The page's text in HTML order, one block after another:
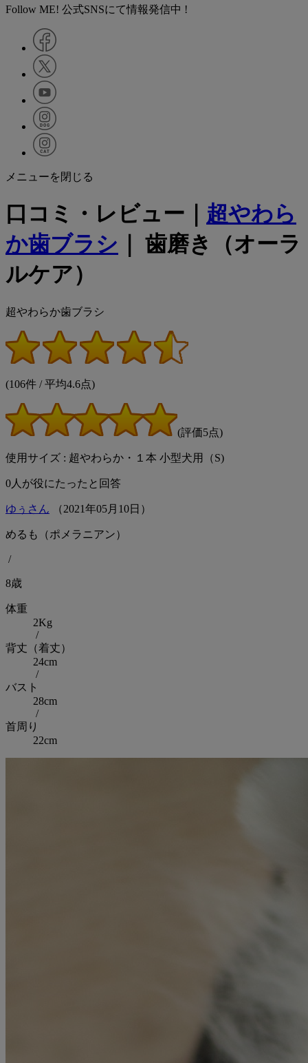
Follow ME! 公式SNSにて情報発信中 !
メニューを閉じる
口コミ・レビュー｜ 超やわら
か歯ブラシ ｜ 歯磨き（オーラ
ルケア）
超やわらか歯ブラシ
(106件 / 平均4.6点)
(評価5点)
使用サイズ : 超やわらか・１本 小型犬用（S)
0 人が役にたったと回答
ゆぅさん （2021年05月 10日）
めるも（ポメラニアン）
/
8歳
体重
2Kg
/
背丈（着丈）
24cm
/
バスト
28cm
/
首周り
22cm